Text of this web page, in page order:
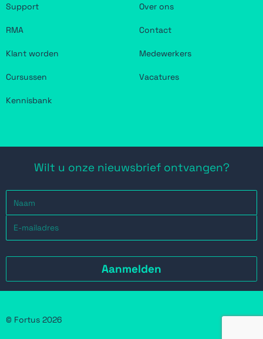
Support
RMA
Klant worden
Cursussen
Kennisbank
Over ons
Contact
Medewerkers
Vacatures
Wilt u onze nieuwsbrief ontvangen?
© Fortus 2026